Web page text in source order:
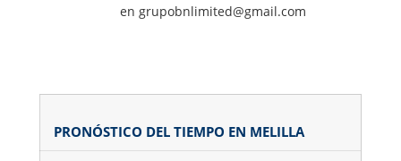
en grupobnlimited@gmail.com
PRONÓSTICO DEL TIEMPO EN MELILLA